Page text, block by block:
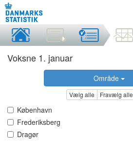
Voksne 1. januar
Område
Vælg alle Fravælg alle
København
Frederiksberg
Dragør